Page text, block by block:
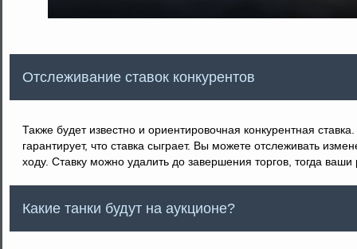
Отслеживание ставок конкурентов
Также будет известно и ориентировочная конкурентная
гарантирует, что ставка сыграет. Вы можете отслеживать
ходу. Ставку можно удалить до завершения торгов, тогда ваши
Какие танки будут на аукционе?